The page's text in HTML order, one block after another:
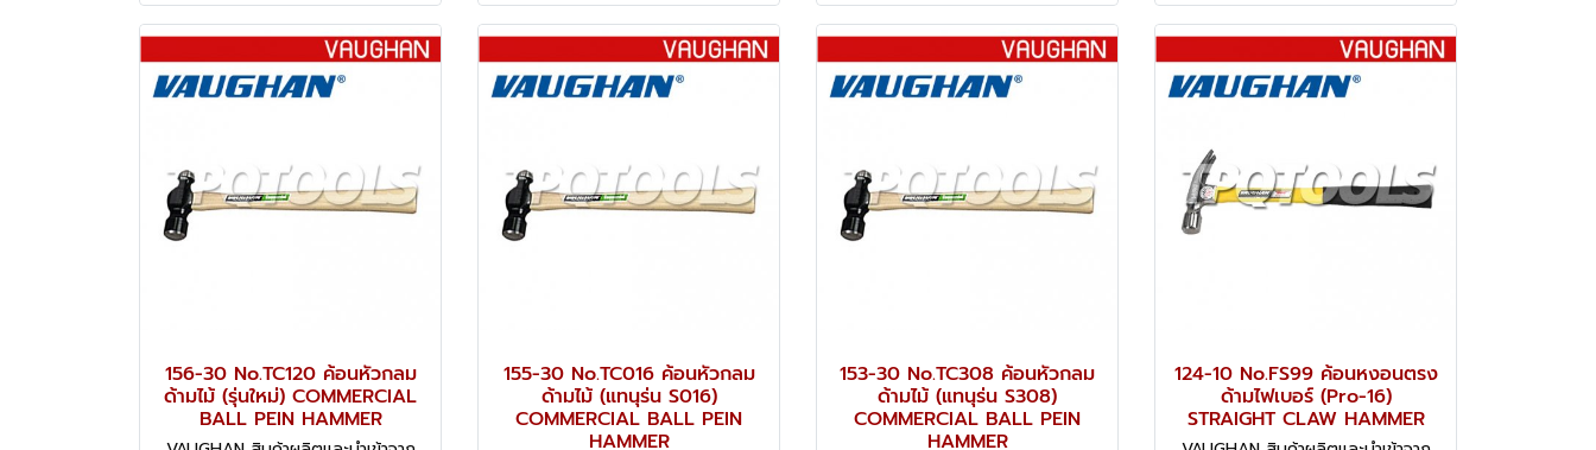
156-30 No.TC120 ค้อนหัวกลม
ด้ามไม้ (รุ่นใหม่) COMMERCIAL
BALL PEIN HAMMER
155-30 No.TC016 ค้อนหัวกลม
ด้ามไม้ (แทนุร่น S016)
COMMERCIAL BALL PEIN
HAMMER
153-30 No.TC308 ค้อนหัวกลม
ด้ามไม้ (แทนุร่น S308)
COMMERCIAL BALL PEIN
HAMMER
124-10 No.FS99 ค้อนหงอนตรง
ด้ามไฟเบอร์ (Pro-16)
STRAIGHT CLAW HAMMER